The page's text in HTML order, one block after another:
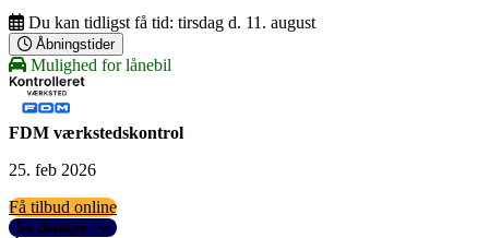
Du kan tidligst få tid: tirsdag d. 11. august
Åbningstider
Mulighed for lånebil
FDM værkstedskontrol
25. feb 2026
Få tilbud online
Se detaljer